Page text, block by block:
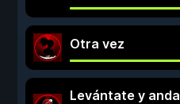
Otra vez
Levántate y anda